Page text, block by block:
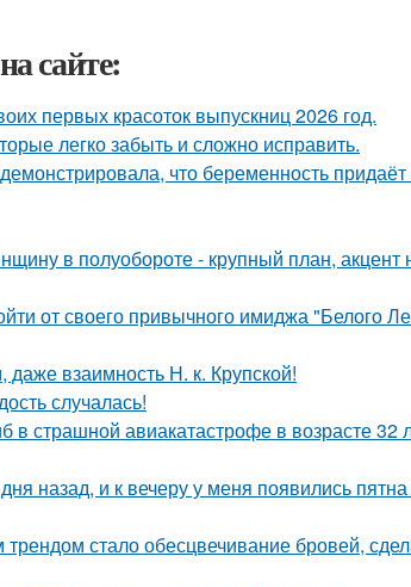
сайте:
первых красоток выпускниц 2026 год.
легко забыть и сложно исправить.
что беременность
в полуобороте - крупный план, акцент
от своего привычного имиджа "Белого
взаимность Н. к. Крупской!
случалась!
в страшной авиакатастрофе в возрасте 32
назад, и к вечеру у меня появились
стало обесцвечивание бровей,